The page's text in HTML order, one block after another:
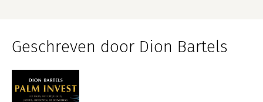
Geschreven door Dion Bartels